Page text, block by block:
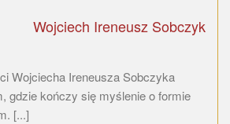
Wojciech Ireneusz Sobczyk
Wojciecha Ireneusza Sobczyka
gdzie kończy się myślenie o formie
[...]